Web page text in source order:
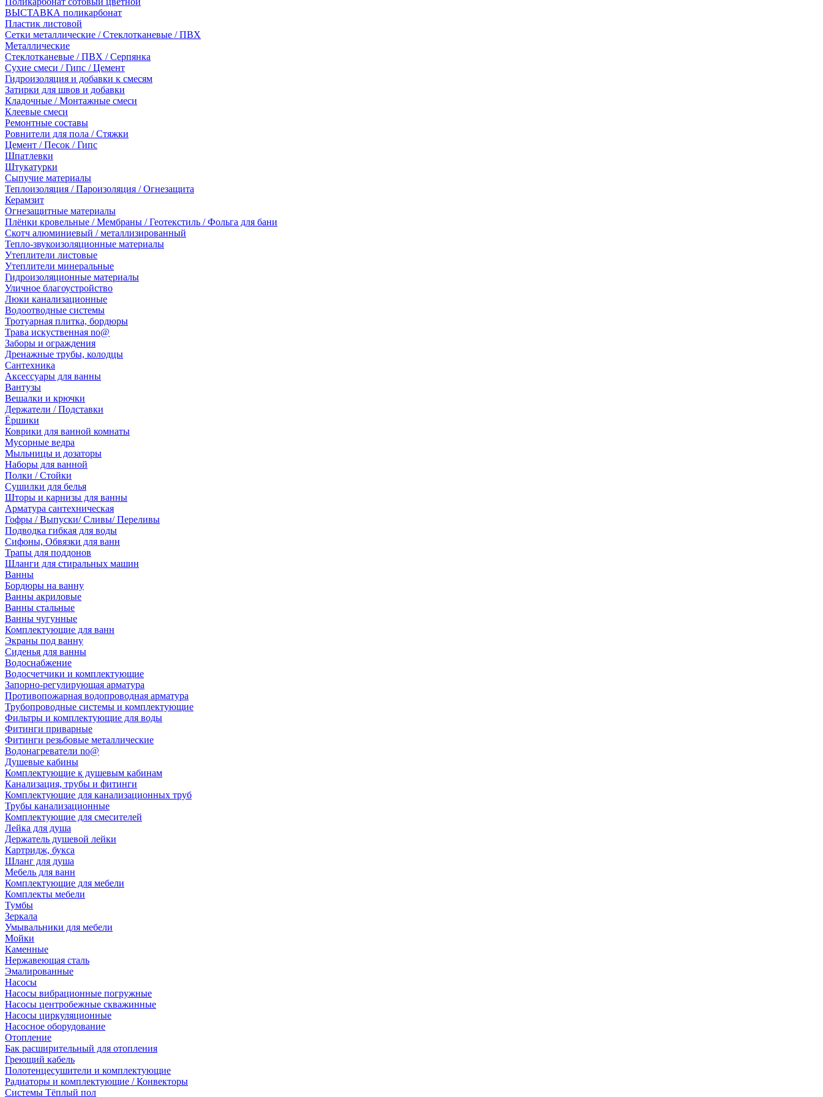
ВЫСТАВКА поликарбонат
Пластик листовой
Сетки металлические / Стеклотканевые / ПВХ
Металлические
Стеклотканевые / ПВХ / Серпянка
Сухие смеси / Гипс / Цемент
Гидроизоляция и добавки к смесям
Затирки для швов и добавки
Кладочные / Монтажные смеси
Клеевые смеси
Ремонтные составы
Ровнители для пола / Стяжки
Цемент / Песок / Гипс
Шпатлевки
Штукатурки
Сыпучие материалы
Теплоизоляция / Пароизоляция / Огнезащита
Керамзит
Огнезащитные материалы
Плёнки кровельные / Мембраны / Геотекстиль / Фольга для бани
Скотч алюминиевый / металлизированный
Тепло-звукоизоляционные материалы
Утеплители листовые
Утеплители минеральные
Гидроизоляционные материалы
Уличное благоустройство
Люки канализационные
Водоотводные системы
Тротуарная плитка, бордюры
Трава искуственная no@
Заборы и ограждения
Дренажные трубы, колодцы
Сантехника
Аксессуары для ванны
Вантузы
Вешалки и крючки
Держатели / Подставки
Ёршики
Коврики для ванной комнаты
Мусорные ведра
Мыльницы и дозаторы
Наборы для ванной
Полки / Стойки
Сушилки для белья
Шторы и карнизы для ванны
Арматура сантехническая
Гофры / Выпуски/ Сливы/ Переливы
Подводка гибкая для воды
Сифоны, Обвязки для ванн
Трапы для поддонов
Шланги для стиральных машин
Ванны
Бордюры на ванну
Ванны акриловые
Ванны стальные
Ванны чугунные
Комплектующие для ванн
Экраны под ванну
Сиденья для ванны
Водоснабжение
Водосчетчики и комплектующие
Запорно-регулирующая арматура
Противопожарная водопроводная арматура
Трубопроводные системы и комплектующие
Фильтры и комплектующие для воды
Фитинги приварные
Фитинги резьбовые металлические
Водонагреватели no@
Душевые кабины
Комплектующие к душевым кабинам
Канализация, трубы и фитинги
Комплектующие для канализационных труб
Трубы канализационные
Комплектующие для смесителей
Лейка для душа
Держатель душевой лейки
Картридж, букса
Шланг для душа
Мебель для ванн
Комплектующие для мебели
Комплекты мебели
Тумбы
Зеркала
Умывальники для мебели
Мойки
Каменные
Нержавеющая сталь
Эмалированные
Насосы
Насосы вибрационные погружные
Насосы центробежные скважинные
Насосы циркуляционные
Насосное оборудование
Отопление
Бак расширительный для отопления
Греющий кабель
Полотенцесушители и комплектующие
Радиаторы и комплектующие / Конвекторы
Системы Тёплый пол